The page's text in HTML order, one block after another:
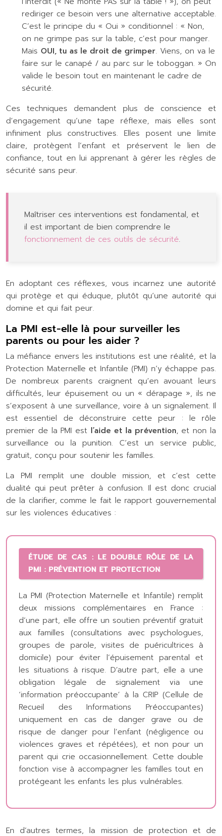
rediriger ce besoin vers une alternative acceptable.
C’est le principe du « Oui » conditionnel : « Non,
on ne grimpe pas sur la table, c’est pour manger.
Mais OUI, tu as le droit de grimper. Viens, on va le
faire sur le canapé / au parc sur le toboggan. » On
valide le besoin tout en maintenant le cadre de
sécurité.
Ces techniques demandent plus de conscience et
d’engagement qu’une tape réflexe, mais elles sont
infiniment plus constructives. Elles posent une limite
claire, protègent l’enfant et préservent le lien de
confiance, tout en lui apprenant à gérer les règles de
sécurité sans peur.
Maîtriser ces interventions est fondamental, et
il est important de bien comprendre le
fonctionnement de ces outils de sécurité.
En adoptant ces réflexes, vous incarnez une autorité
qui protège et qui éduque, plutôt qu’une autorité qui
domine et qui fait peur.
La PMI est-elle là pour surveiller les
parents ou pour les aider ?
La méfiance envers les institutions est une réalité, et la
Protection Maternelle et Infantile (PMI) n’y échappe pas.
De nombreux parents craignent qu’en avouant leurs
difficultés, leur épuisement ou un « dérapage », ils ne
s’exposent à une surveillance, voire à un signalement. Il
est essentiel de déconstruire cette peur : le rôle
premier de la PMI est l’aide et la prévention, et non la
surveillance ou la punition. C’est un service public,
gratuit, conçu pour soutenir les familles.
La PMI remplit une double mission, et c’est cette
dualité qui peut prêter à confusion. Il est donc crucial
de la clarifier, comme le fait le rapport gouvernemental
sur les violences éducatives :
ÉTUDE DE CAS : LE DOUBLE RÔLE DE LA
PMI : PRÉVENTION ET PROTECTION
La PMI (Protection Maternelle et Infantile) remplit
deux missions complémentaires en France :
d’une part, elle offre un soutien préventif gratuit
aux familles (consultations avec psychologues,
groupes de parole, visites de puéricultrices à
domicile) pour éviter l’épuisement parental et
les situations à risque. D’autre part, elle a une
obligation légale de signalement via une
‘information préoccupante’ à la CRIP (Cellule de
Recueil des Informations Préoccupantes)
uniquement en cas de danger grave ou de
risque de danger pour l’enfant (négligence ou
violences graves et répétées), et non pour un
parent qui crie occasionnellement. Cette double
fonction vise à accompagner les familles tout en
protégeant les enfants les plus vulnérables.
En d’autres termes, la mission de protection et de